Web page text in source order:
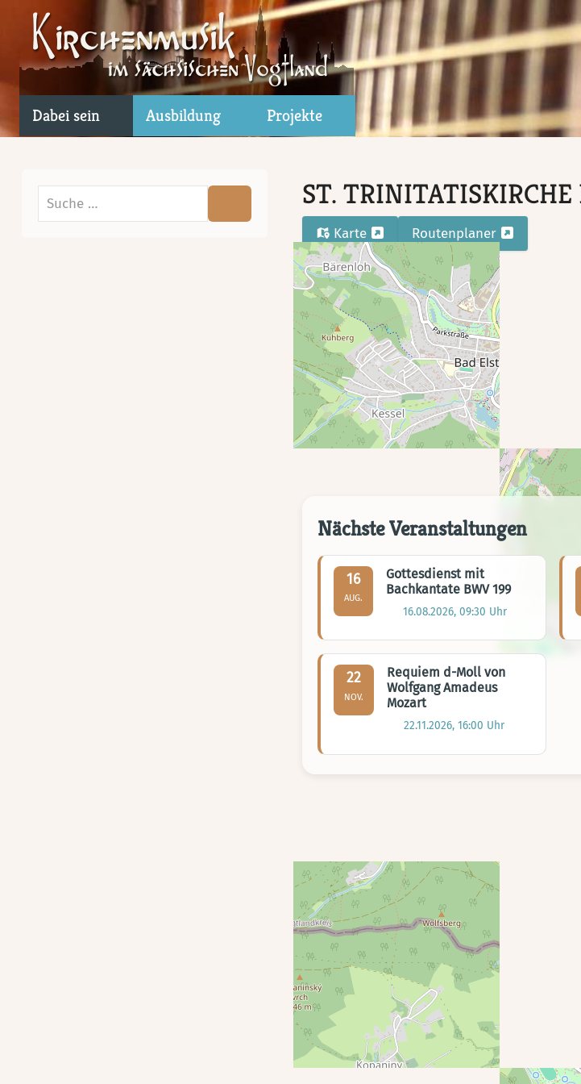
Dabei sein Ausbildung Projekte
Suchen ST. TRINITATISKIRCHE
Karte Routenplaner
Nächste Veranstaltungen
16
AUG.
Gottesdienst mit
Bachkantate BWV 199
16.08.2026, 09:30 Uhr
22
NOV.
Requiem d-Moll von
Wolfgang Amadeus
Mozart
22.11.2026, 16:00 Uhr